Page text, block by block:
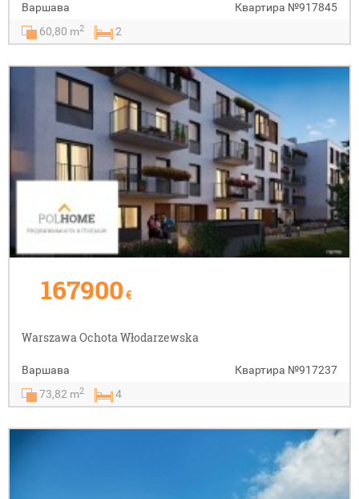
Варшава Квартира №917845
60,80 m2 2
167900 €
Warszawa Ochota Włodarzewska
Варшава Квартира №917237
73,82 m2 4